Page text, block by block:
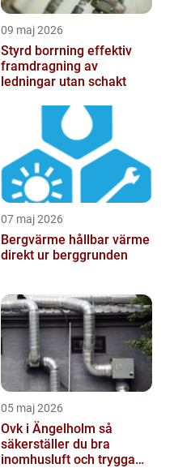
09 maj 2026
Styrd borrning effektiv
framdragning av
ledningar utan schakt
07 maj 2026
Bergvärme hållbar värme
direkt ur berggrunden
05 maj 2026
Ovk i Ängelholm så
säkerställer du bra
inomhusluft och trygga